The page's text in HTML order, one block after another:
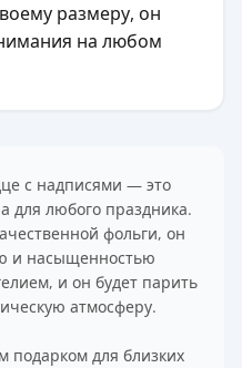
размеру, он
на любом
с надписями — это
для любого праздника.
фольги, он
и насыщенностью
и он будет парить
атмосферу.
подарком для близких